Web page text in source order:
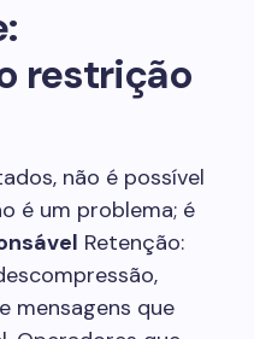
restrição
não é possível
é um problema; é
Retenção:
mensagens que